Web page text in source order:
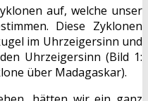
auf, welche unser
Diese Zyklonen
im Uhrzeigersinn und
Uhrzeigersinn (Bild 1:
über Madagaskar).